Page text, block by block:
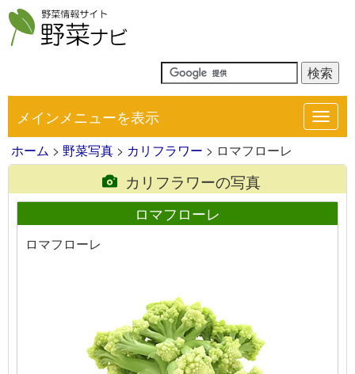
メインメニューを表示
ホーム > 野菜写真 > カリフラワー > ロマフローレ
カリフラワーの写真
ロマフローレ
ロマフローレ